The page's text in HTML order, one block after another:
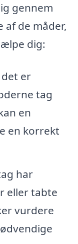
gennem
af de måder,
dig:
er
tag
en
en korrekt
har
eller tabte
vurdere